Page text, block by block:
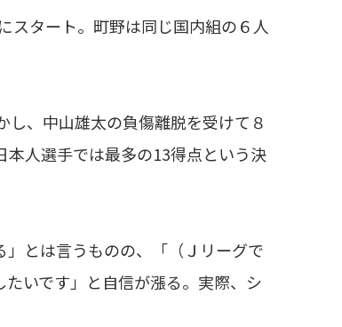
タート。町野は同じ国内組の６人
、中山雄太の負傷離脱を受けて８
人選手では最多の13得点という決
」とは言うものの、「（Ｊリーグで
いです」と自信が漲る。実際、シ